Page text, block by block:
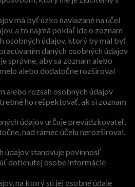
má byť úzko naviazané na účel
a to najmä pokiaľ ide o zoznam
osobných údajov, ktorý by mal byť
daných osobných údajov
správne, aby sa zoznam alebo
alebo dodatočne rozširoval
alebo rozsah osobných údajov
ho rešpektovať, ak si zoznam
údajov určuje prevádzkovateľ,
nad rámec účelu nerozširoval.
údajov stanovuje povinnosť
dotknutej osobe informácie
na ktorý sú jej osobné údaje